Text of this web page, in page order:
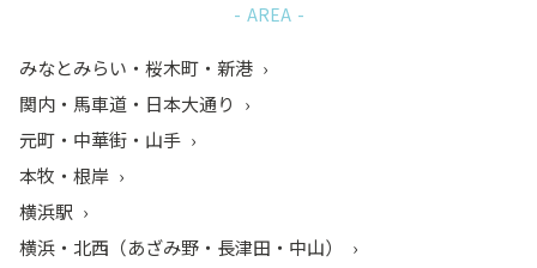
AREA
みなとみらい・桜木町・新港
関内・馬車道・日本大通り
元町・中華街・山手
本牧・根岸
横浜駅
横浜・北西（あざみ野・長津田・中山）